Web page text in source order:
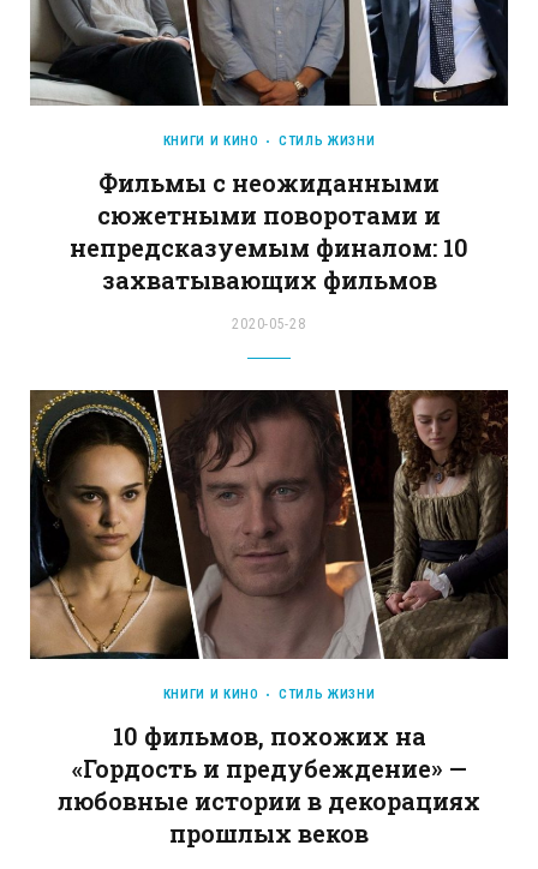
КНИГИ И КИНО СТИЛЬ ЖИЗНИ
Фильмы с неожиданными
сюжетными поворотами и
непредсказуемым финалом: 10
захватывающих фильмов
2020-05-28
КНИГИ И КИНО СТИЛЬ ЖИЗНИ
10 фильмов, похожих на
«Гордость и предубеждение» —
любовные истории в декорациях
прошлых веков